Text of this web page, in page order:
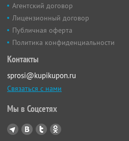
Агентский договор
Лицензионный договор
Публичная оферта
Политика конфиденциальности
Контакты
sprosi@kupikupon.ru
Связаться с нами
Мы в Соцсетях